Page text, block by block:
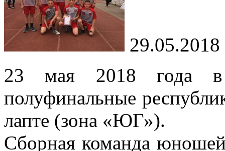
29.05.2018
23 мая 2018 года
полуфинальные
лапте (зона «ЮГ»).
Сборная команда